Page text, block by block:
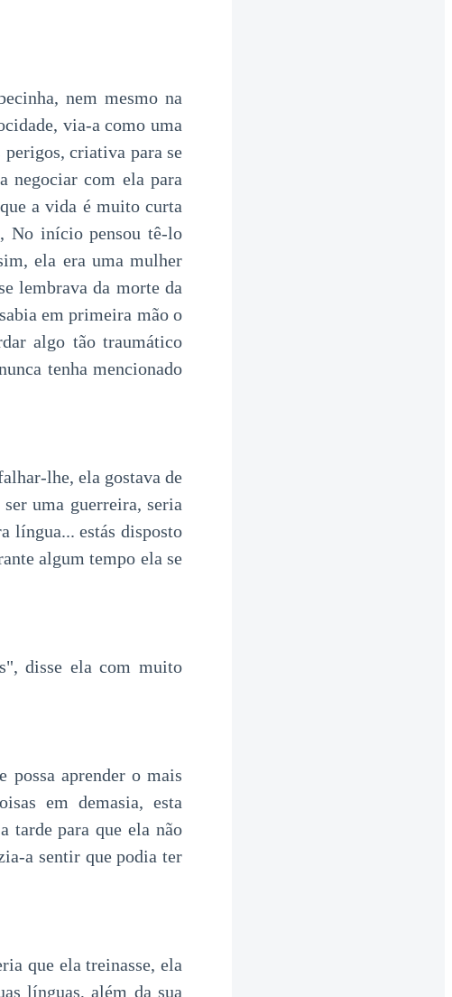
nem mesmo na
via-a como uma
perigos, criativa para se
negociar com ela para
a vida é muito curta
No início pensou tê-lo
ela era uma mulher
lembrava da morte da
em primeira mão o
algo tão traumático
tenha mencionado
lhe, ela gostava de
uma guerreira, seria
língua... estás disposto
algum tempo ela se
disse ela com muito
possa aprender o mais
em demasia, esta
tarde para que ela não
a sentir que podia ter
que ela treinasse, ela
línguas, além da sua